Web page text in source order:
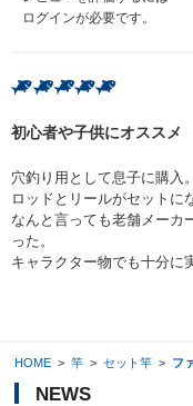
ログインが必要です。
初心者や子供にオススメ
穴釣り用として息子に購入。
ロッドとリールがセットに
なんと言っても老舗メーカ
った。
キャラクター物でも十分に
HOME > 竿 > セット竿 > フ
NEWS